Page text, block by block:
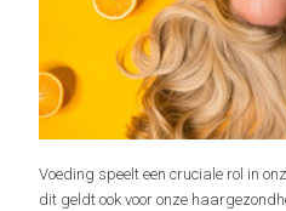
Voeding speelt een cruciale rol in
dit geldt ook voor onze